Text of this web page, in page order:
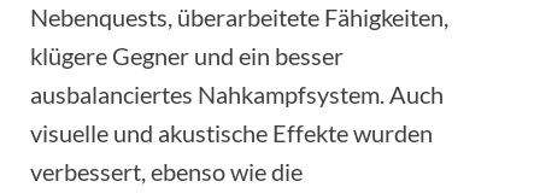
Nebenquests, überarbeitete Fähigkeiten,
klügere Gegner und ein besser
ausbalanciertes Nahkampfsystem. Auch
visuelle und akustische Effekte wurden
verbessert, ebenso wie die